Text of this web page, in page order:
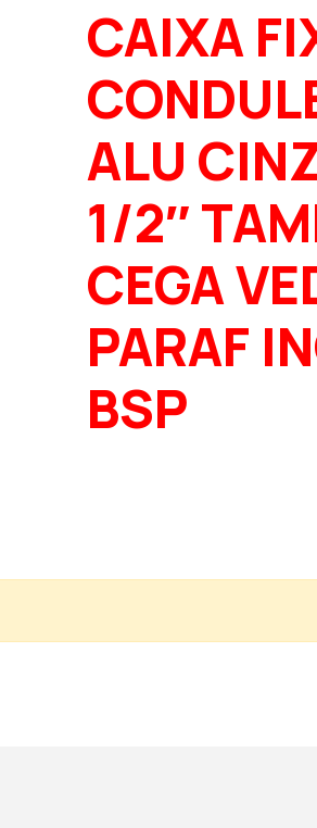
CAIXA
ALU
1/2″
CEGA
PARAF
BSP